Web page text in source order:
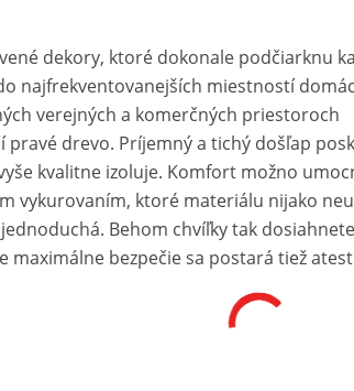
dekory, ktoré dokonale podčiarknu
najfrekventovanejších miestností
verejných a komerčných priestoroch
drevo. Príjemný a tichý došľap
kvalitne izoluje. Komfort možno
vykurovaním, ktoré materiálu nijako
Behom chvíľky tak
maximálne bezpečie sa postará tiež